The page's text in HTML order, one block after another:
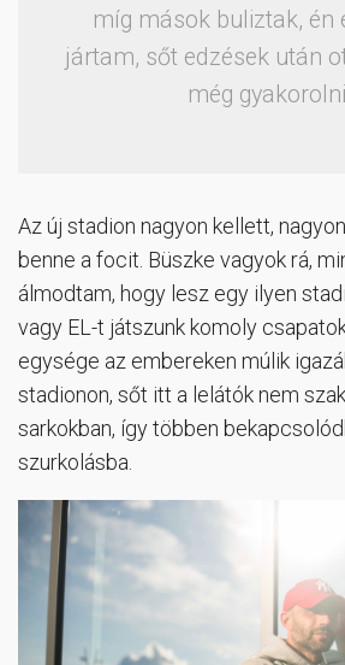
míg mások buliztak, én
jártam, sőt edzések után
még
Az új stadion nagyon kellett,
benne a focit. Büszke vagyok rá,
álmodtam, hogy lesz egy ilyen
vagy EL-t játszunk komoly
egysége az embereken múlik
stadionon, sőt itt a lelátók nem
sarkokban, így többen
szurkolásba.